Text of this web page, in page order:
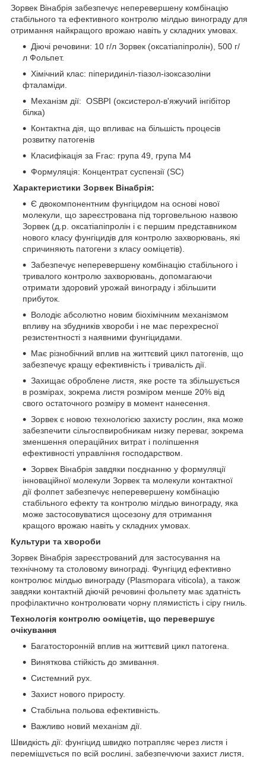
Зорвек Вінабрія забезпечує неперевершену комбінацію
стабільного та ефективного контролю мілдью винограду для
отримання найкращого врожаю навіть у складних умовах.
Діючі речовини: 10 г/л Зорвек (оксатіапіпролін), 500 г/
л Фольпет.
Хімічний клас: піперидиніл-тіазол-ізоксазоліни
фталаміди.
Механізм дії: OSBPI (оксистерол-в'яжучий інгібітор
білка)
Контактна дія, що впливає на більшість процесів
розвитку патогенів
Класифікація за Frac: група 49, група М4
Формуляція: Концентрат суспензії (SC)
Характеристики Зорвек Вінабрія:
Є двокомпонентним фунгіцидом на основі нової
молекули, що зареєстрована під торговельною назвою
Зорвек (д.р. оксатіапіпролін і є першим представником
нового класу фунгіцидів для контролю захворювань, які
спричиняють патогени з класу ооміцетів).
Забезпечує неперевершену комбінацію стабільного і
тривалого контролю захворювань, допомагаючи
отримати здоровий урожай винограду і збільшити
прибуток.
Володіє абсолютно новим біохімічним механізмом
впливу на збудників хвороби і не має перехресної
резистентності з наявними фунгіцидами.
Має різнобічний вплив на життєвий цикл патогенів, що
забезпечує кращу ефективність і тривалість дії.
Захищає оброблене листя, яке росте та збільшується
в розмірах, зокрема листя розміром менше 20% від
свого остаточного розміру в момент нанесення.
Зорвек є новою технологією захисту рослин, яка може
забезпечити сільгоспвиробникам низку переваг, зокрема
зменшення операційних витрат і поліпшення
ефективності управління господарством.
Зорвек Вінабрія завдяки поєднанню у формуляції
інноваційної молекули Зорвек та молекули контактної
дії фолпет забезпечує неперевершену комбінацію
стабільного ефекту та контролю мілдью винограду, яка
може застосовуватися щосезону для отримання
кращого врожаю навіть у складних умовах.
Культури та хвороби
Зорвек Вінабрія зареєстрований для застосування на
технічному та столовому винограді. Фунгіцид ефективно
контролює мілдью винограду (Plasmopara viticola), а також
завдяки контактній діючій речовині фольпету має здатність
профілактично контролювати чорну плямистість і сіру гниль.
Технологія контролю ооміцетів, що перевершує
очікування
Багатосторонній вплив на життєвий цикл патогена.
Виняткова стійкість до змивання.
Системний рух.
Захист нового приросту.
Стабільна польова ефективність.
Важливо новий механізм дії.
Швидкість дії: фунгіцид швидко потрапляє через листя і
переміщується по всій рослині, забезпечуючи захист листя,